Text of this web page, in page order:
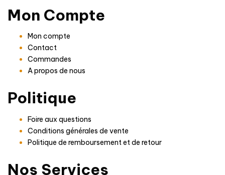
Mon Compte
Mon compte
Contact
Commandes
A propos de nous
Politique
Foire aux questions
Conditions générales de vente
Politique de remboursement et de retour
Nos Services